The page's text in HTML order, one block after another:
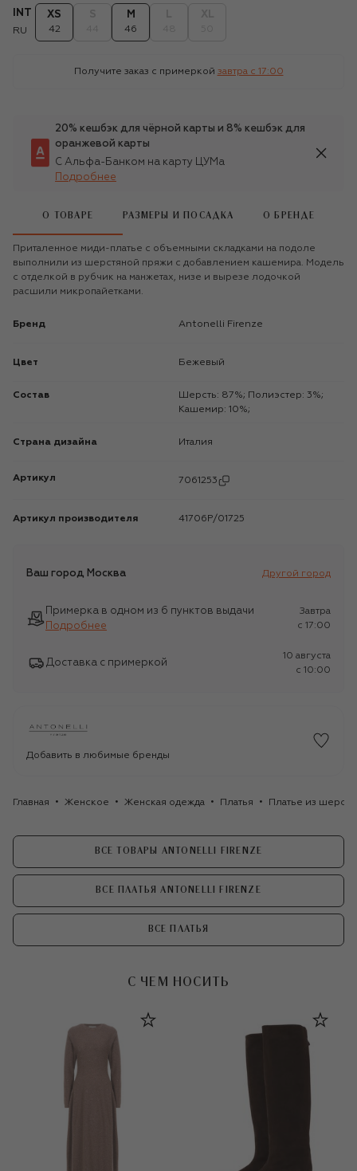
INT
RU
XS
42
M
46
Получите заказ с примеркой завтра c 17:00
20% кешбэк для чёрной карты и 8% кешбэк для
оранжевой карты
С Альфа-Банком на карту ЦУМа
Подробнее
О ТОВАРЕ РАЗМЕРЫ И ПОСАДКА О БРЕНДЕ
Приталенное миди-платье с объемными складками на подоле
выполнили из шерстяной пряжи с добавлением кашемира. Модель
с отделкой в рубчик на манжетах, низе и вырезе лодочкой
расшили микропайетками.
Бренд Antonelli Firenze
Цвет Бежевый
Состав
Шерсть: 87%; Полиэстер: 3%;
Кашемир: 10%;
Страна дизайна Италия
Артикул 7061253
Артикул производителя 41706P/01725
Ваш город Москва Другой город
Примерка в одном из 6 пунктов выдачи
Подробнее
Завтра
c 17:00
Доставка с примеркой
10 августа
c 10:00
Добавить в любимые бренды
Главная Женское Женская одежда Платья Платье из
ВСЕ ТОВАРЫ ANTONELLI FIRENZE
ВСЕ ПЛАТЬЯ ANTONELLI FIRENZE
ВСЕ ПЛАТЬЯ
С ЧЕМ НОСИТЬ